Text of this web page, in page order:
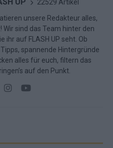
22529 Artikel
unsere Redakteur alles,
sind das Team hinter den
ihr auf FLASH UP seht. Ob
spannende Hintergründe
alles für euch, filtern das
auf den Punkt.